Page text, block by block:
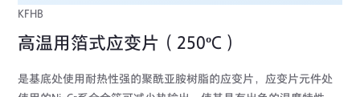
KFHB
高温用箔式应变片（250ºC）
是基底处使用耐热性强的聚酰亚胺树脂的应变片，应变片元件处